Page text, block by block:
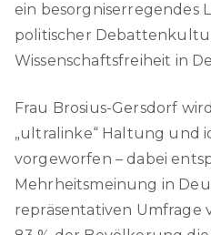
ein besorgniserregendes
politischer
Wissenschaftsfreiheit in
Frau Brosius-Gersdorf
„ultralinke“ Haltung und
vorgeworfen – dabei
Mehrheitsmeinung in
repräsentativen Umfrage